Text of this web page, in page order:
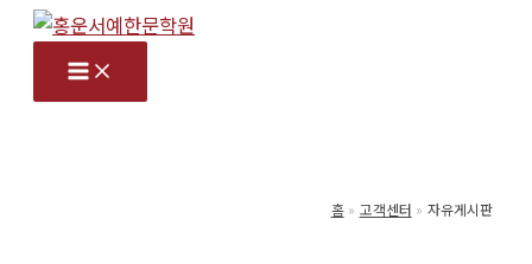
홈 고객센터 자유게시판